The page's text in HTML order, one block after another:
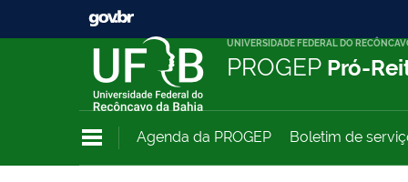
UNIVERSIDADE FEDERAL DO
PROGEP Pró-
Agenda da PROGEP Boletim de